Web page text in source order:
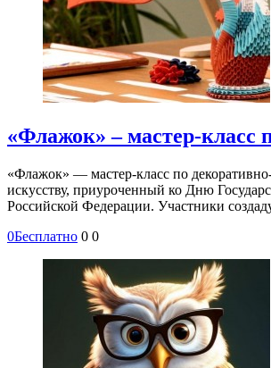
«Флажок» – мастер-
«Флажок» — мастер-класс по
искусству, приуроченный ко Дню
Российской Федерации. Участники
0Бесплатно 0 0